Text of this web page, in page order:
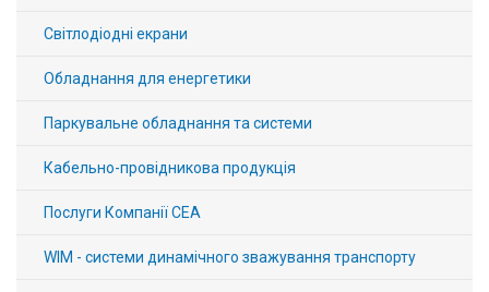
Доставка
Тех.
Блог
Світлодіодні екрани
Обладнання для енергетики
Паркувальне обладнання та системи
Кабельно-провідникова продукція
Послуги Компанії СЕА
WIM - системи динамічного зважування транспорту